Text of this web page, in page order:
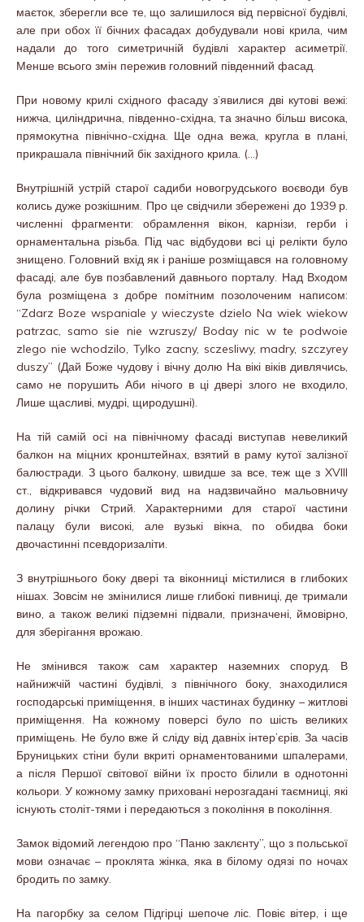
маєток, зберегли все те, що залишилося від первісної будівлі,
але при обох її бічних фасадах добудували нові крила, чим
надали до того симетричній будівлі характер асиметрії.
Менше всього змін пережив головний південний фасад.
При новому крилі східного фасаду з’явилися дві кутові вежі:
нижча, циліндрична, південно-східна, та значно більш висока,
прямокутна північно-східна. Ще одна вежа, кругла в плані,
прикрашала північний бік західного крила. (…)
Внутрішній устрій старої садиби новогрудського воєводи був
колись дуже розкішним. Про це свідчили збережені до 1939 р.
численні фрагменти: обрамлення вікон, карнізи, герби і
орнаментальна різьба. Під час відбудови всі ці релікти було
знищено. Головний вхід як і раніше розміщався на головному
фасаді, але був позбавлений давнього порталу. Над Входом
була розміщена з добре помітним позолоченим написом:
“Zdarz Boze wspaniale y wieczyste dzielo Na wiek wiekow
patrzac, samo sie nie wzruszy/ Boday nic w te podwoie
zlego nie wchodzilo, Tylko zacny, sczesliwy, madry, szczyrey
duszy” (Дай Боже чудову і вічну долю На вікі віків дивлячись,
само не порушить Аби нічого в ці двері злого не входило,
Лише щасливі, мудрі, щиродушні).
На тій самій осі на північному фасаді виступав невеликий
балкон на міцних кронштейнах, взятий в раму кутої залізної
балюстради. З цього балкону, швидше за все, теж ще з XVIII
ст., відкривався чудовий вид на надзвичайно мальовничу
долину річки Стрий. Характерними для старої частини
палацу були високі, але вузькі вікна, по обидва боки
двочастинні псевдоризаліти.
З внутрішнього боку двері та віконниці містилися в глибоких
нішах. Зовсім не змінилися лише глибокі пивниці, де тримали
вино, а також великі підземні підвали, призначені, ймовірно,
для зберігання врожаю.
Не змінився також сам характер наземних споруд. В
найнижчій частині будівлі, з північного боку, знаходилися
господарські приміщення, в інших частинах будинку – житлові
приміщення. На кожному поверсі було по шість великих
приміщень. Не було вже й сліду від давніх інтер’єрів. За часів
Бруницьких стіни були вкриті орнаментованими шпалерами,
а після Першої світової війни їх просто білили в однотонні
кольори. У кожному замку приховані нерозгадані таємниці, які
існують століт-тями і передаються з покоління в покоління.
Замок відомий легендою про “Паню заклєнту”, що з польської
мови означає – проклята жінка, яка в білому одязі по ночах
бродить по замку.
На пагорбку за селом Підгірці шепоче ліс. Повіє вітер, і ще